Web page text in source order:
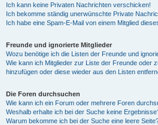
Ich kann keine Privaten Nachrichten verschicken!
Ich bekomme ständig unerwünschte Private
Ich habe eine Spam-E-Mail von einem Mitglied
Freunde und ignorierte Mitglieder
Wozu benötige ich die Listen der Freunde und
Wie kann ich Mitglieder zur Liste der Freunde oder
hinzufügen oder diese wieder aus den Listen
Die Foren durchsuchen
Wie kann ich ein Forum oder mehrere Foren
Weshalb erhalte ich bei der Suche keine
Warum bekomme ich bei der Suche eine leere